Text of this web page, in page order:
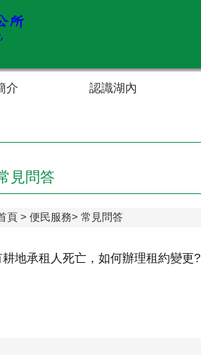
介 認識湖內
見問答
頁 便民服務 常見問答
耕地承租人死亡，如何辦理租約變更?